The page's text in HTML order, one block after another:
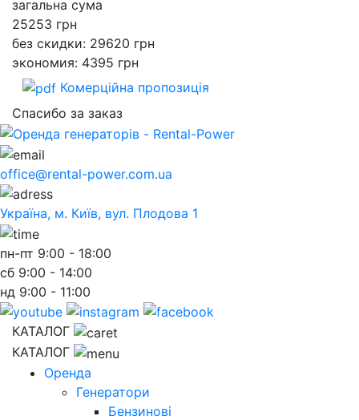
загальна сума
25253 грн
без скидки: 29620 грн
экономия: 4395 грн
Комерційна пропозиція
Спасибо за заказ
office@rental-power.com.ua
Україна, м. Київ, вул. Плодова 1
пн-пт 9:00 - 18:00
сб 9:00 - 14:00
нд 9:00 - 11:00
КАТАЛОГ
КАТАЛОГ
Оренда
Генератори
Бензинові